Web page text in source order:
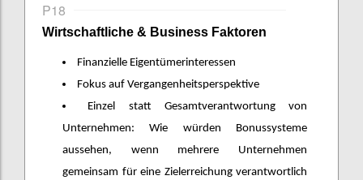
P18
Wirtschaftliche & Business Faktoren
Finanzielle Eigentümerinteressen
Fokus auf Vergangenheitsperspektive
Einzel statt Gesamtverantwortung von
Unternehmen: Wie würden Bonussysteme
aussehen, wenn mehrere Unternehmen
gemeinsam für eine Zielerreichung verantwortlich